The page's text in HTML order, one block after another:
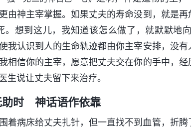
由神主宰掌握。如果丈夫的寿命没到，就是再
想到这儿，我知道该怎么做了，就默默地
我认识到人的生命轨迹都由你主宰安排，没有
相信你的主宰，愿意把丈夫交在你的手中，经
说让丈夫留下来治疗。
助时 神话语作依靠
着病床给丈夫扎针，但一直找不到血管，折腾